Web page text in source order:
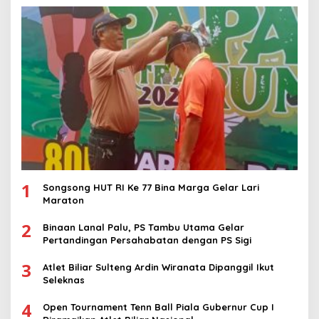
1
Songsong HUT RI Ke 77 Bina Marga Gelar Lari
Maraton
2
Binaan Lanal Palu, PS Tambu Utama Gelar
Pertandingan Persahabatan dengan PS Sigi
3
Atlet Biliar Sulteng Ardin Wiranata Dipanggil Ikut
Seleknas
4
Open Tournament Tenn Ball Piala Gubernur Cup I